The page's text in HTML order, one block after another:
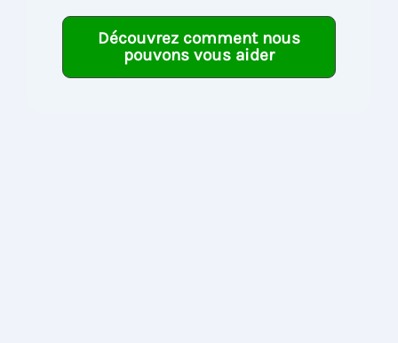
Découvrez comment nous
pouvons vous aider